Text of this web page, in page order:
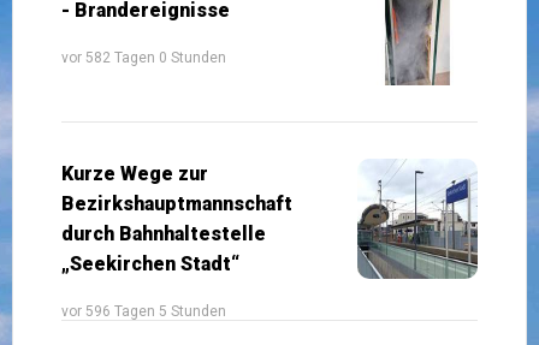
- Brandereignisse
vor 582 Tagen 0 Stunden
Kurze Wege zur
Bezirkshauptmannschaft
durch Bahnhaltestelle
„Seekirchen Stadt“
vor 596 Tagen 5 Stunden